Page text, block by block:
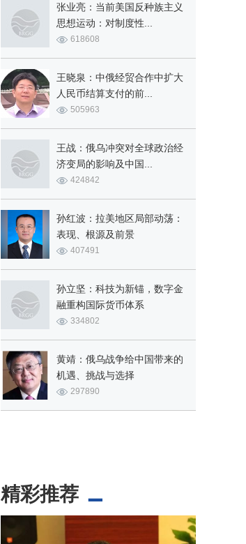
张业亮：当前美国反种族主义
思想运动：对制度性...
618608
王晓泉：中俄经贸合作中扩大
人民币结算支付的前...
505963
王战：俄乌冲突对全球政治经
济变局的影响及中国...
424842
孙红波：拉美地区局部动荡：
表现、根源及前景
407491
孙立坚：科技为新锚，数字金
融重构国际货币体系
334802
黄靖：俄乌战争给中国带来的
机遇、挑战与选择
297890
精彩推荐